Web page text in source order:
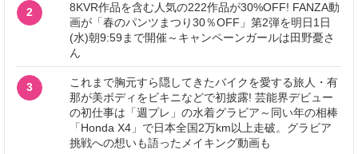
2
8KVR作品を含む人気の222作品が30%OFF! FANZA動
画が「春のパンツまつり30％OFF」第2弾を明日1日
(水)朝9:59まで開催～キャンペーンガールは田野憂さ
ん
3
これまで胸元すら隠してきたバイクを愛する旅人・有
那が美ボディをビキニなどで初披露! 芸能界デビュー
の初仕事は「週プレ」の水着グラビア～同い年の相棒
「Honda X4」で日本全国2万km以上走破。グラビア
挑戦への想いも語ったメイキング動画も